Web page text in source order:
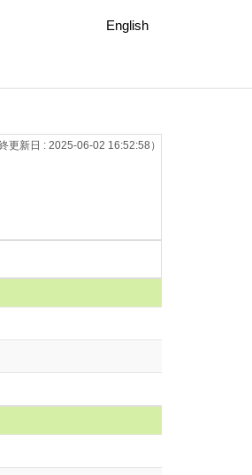
English
終更新日 : 2025-06-02 16:52:58）